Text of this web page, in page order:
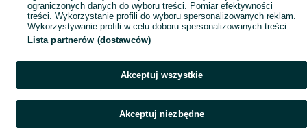
ograniczonych danych do wyboru treści. Pomiar efektywności
treści. Wykorzystanie profili do wyboru spersonalizowanych reklam.
Wykorzystywanie profili w celu doboru spersonalizowanych treści.
Lista partnerów (dostawców)
Akceptuj wszystkie
Akceptuj niezbędne